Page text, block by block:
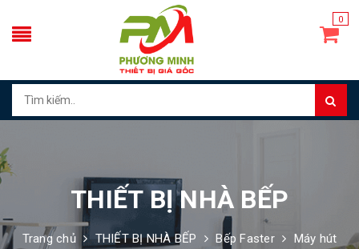
0
THIẾT BỊ NHÀ BẾP
Trang chủ THIẾT BỊ NHÀ BẾP Bếp Faster
Máy hút